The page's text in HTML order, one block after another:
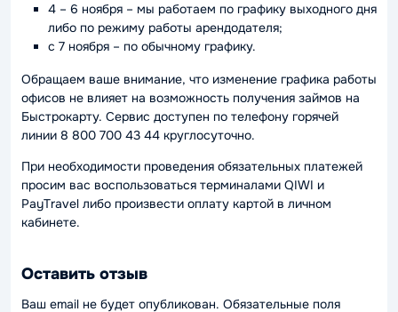
4 – 6 ноября – мы работаем по графику выходного дня
либо по режиму работы арендодателя;
с 7 ноября – по обычному графику.
Обращаем ваше внимание, что изменение графика работы
офисов не влияет на возможность получения займов на
Быстрокарту. Сервис доступен по телефону горячей
линии 8 800 700 43 44 круглосуточно.
При необходимости проведения обязательных платежей
просим вас воспользоваться терминалами QIWI и
PayTravel либо произвести оплату картой в личном
кабинете.
Оставить отзыв
Ваш email не будет опубликован. Обязательные поля